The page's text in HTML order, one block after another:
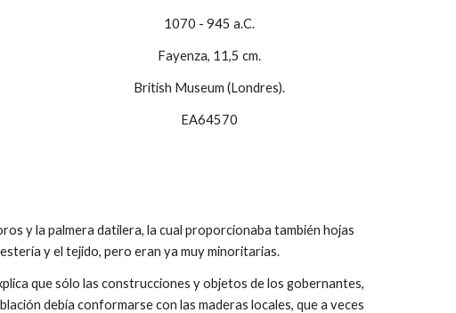
1070 - 945 a.C.
Fayenza, 11,5 cm.
British Museum (Londres).
EA64570
y la palmera datilera, la cual proporcionaba también hojas
y el tejido, pero eran ya muy minoritarias.
que sólo las construcciones y objetos de los gobernantes,
debía conformarse con las maderas locales, que a veces